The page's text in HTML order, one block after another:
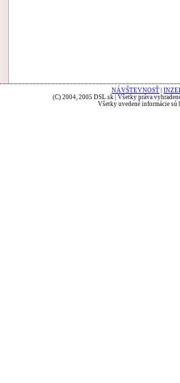
NÁVŠTEVNOSŤ
(C) 2004, 2005 DSL.sk | Všetky práva
Všetky uvedené informácie sú